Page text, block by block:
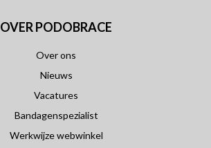
OVER PODOBRACE
Over ons
Nieuws
Vacatures
Bandagenspezialist
Werkwijze webwinkel